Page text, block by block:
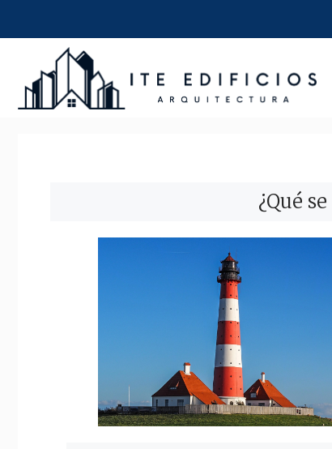
contenido
¿Qué